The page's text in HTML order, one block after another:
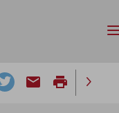
email print